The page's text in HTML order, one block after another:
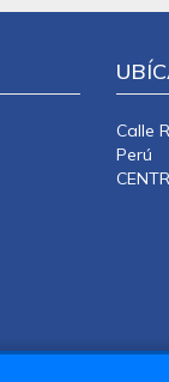
Calle
Perú